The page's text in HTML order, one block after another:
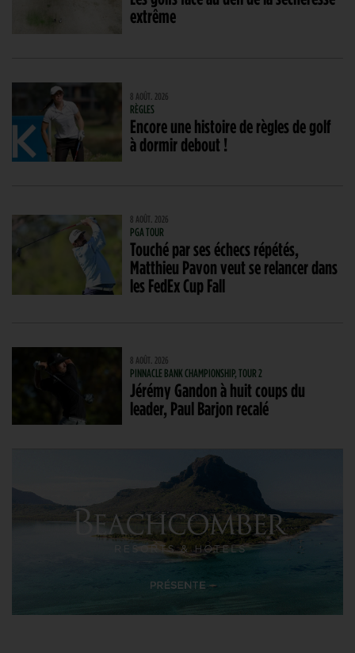
extrême
8 AOÛT. 2026
RÈGLES
Encore une histoire de règles de golf
à dormir debout !
8 AOÛT. 2026
PGA TOUR
Touché par ses échecs répétés,
Matthieu Pavon veut se relancer dans
les FedEx Cup Fall
8 AOÛT. 2026
PINNACLE BANK CHAMPIONSHIP, TOUR 2
Jérémy Gandon à huit coups du
leader, Paul Barjon recalé